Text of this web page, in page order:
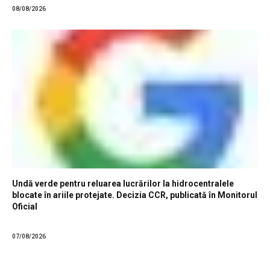
08/08/2026
Undă verde pentru reluarea lucrărilor la hidrocentralele
blocate în ariile protejate. Decizia CCR, publicată în Monitorul
Oficial
07/08/2026